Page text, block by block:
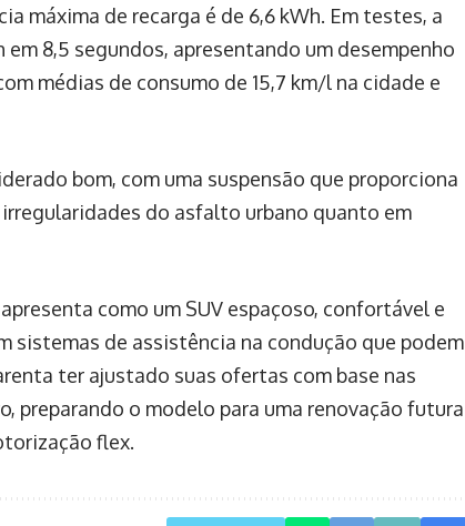
máxima de recarga é de 6,6 kWh. Em testes, a
em 8,5 segundos, apresentando um desempenho
médias de consumo de 15,7 km/l na cidade e
bom, com uma suspensão que proporciona
do asfalto urbano quanto em
como um SUV espaçoso, confortável e
sistemas de assistência na condução que podem
ter ajustado suas ofertas com base nas
preparando o modelo para uma renovação futura
flex.